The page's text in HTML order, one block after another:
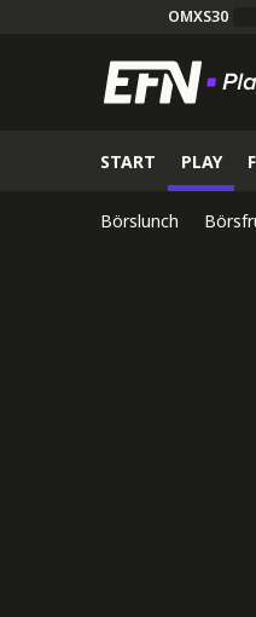
OMXS30
START PLAY
Börslunch